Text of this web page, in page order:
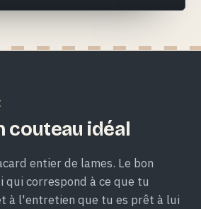
couteau idéal
entier de lames. Le bon
qui correspond à ce que tu
à l'entretien que tu es prêt à lui